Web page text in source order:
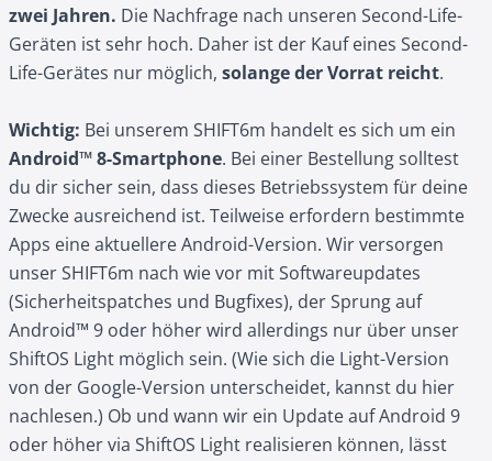
zwei Jahren. Die Nachfrage nach unseren Second-Life-
Geräten ist sehr hoch. Daher ist der Kauf eines Second-
Life-Gerätes nur möglich, solange der Vorrat reicht.
Wichtig: Bei unserem SHIFT6m handelt es sich um ein
Android™ 8-Smartphone. Bei einer Bestellung solltest
du dir sicher sein, dass dieses Betriebssystem für deine
Zwecke ausreichend ist. Teilweise erfordern bestimmte
Apps eine aktuellere Android-Version. Wir versorgen
unser SHIFT6m nach wie vor mit Softwareupdates
(Sicherheitspatches und Bugfixes), der Sprung auf
Android™ 9 oder höher wird allerdings nur über unser
ShiftOS Light möglich sein. (Wie sich die Light-Version
von der Google-Version unterscheidet, kannst du hier
nachlesen.) Ob und wann wir ein Update auf Android 9
oder höher via ShiftOS Light realisieren können, lässt